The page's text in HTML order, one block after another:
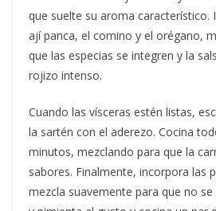
que suelte su aroma característico.
ají panca, el comino y el orégano,
que las especias se integren y la
rojizo intenso.
Cuando las vísceras estén listas,
la sartén con el aderezo. Cocina
minutos, mezclando para que la
sabores. Finalmente, incorpora las
mezcla suavemente para que no